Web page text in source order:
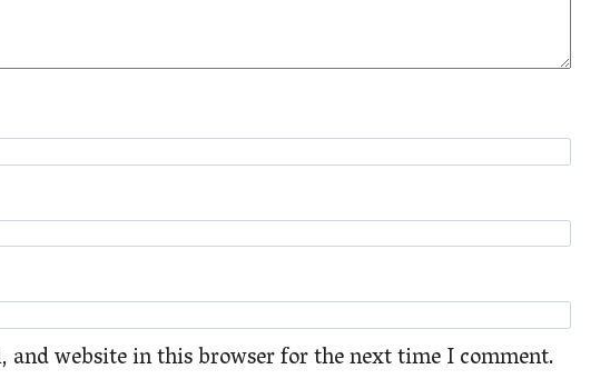
and website in this browser for the next time I comment.